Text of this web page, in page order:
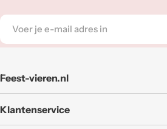
E-
mail
Feest-vieren.nl
Klantenservice